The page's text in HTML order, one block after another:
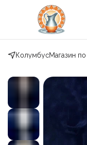
КолумбусМагазин